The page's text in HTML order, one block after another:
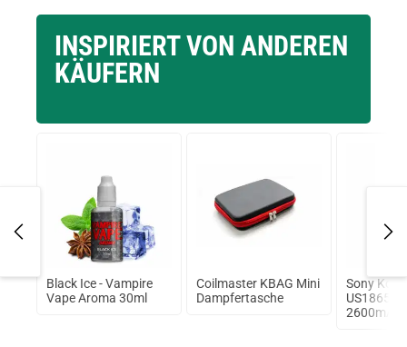
INSPIRIERT VON ANDEREN
KÄUFERN
Black Ice - Vampire
Vape Aroma 30ml
Coilmaster KBAG Mini
Dampfertasche
Sony
2600mAh,